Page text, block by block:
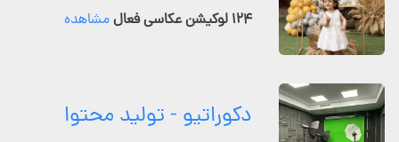
۱۲۴ لوکیشن عکاسی فعال مشاهده
دکوراتیو - تولید محتوا